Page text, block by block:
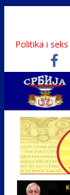
Politika i
U Srbiji pola
Како је
непријатељем
Čije je
Srbin zaspao